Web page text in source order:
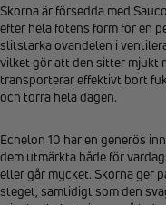
Skorna är försedda med
efter hela fotens form för en
slitstarka ovandelen i
vilket gör att den sitter mjukt
transporterar effektivt bort
och torra hela dagen.
Echelon 10 har en generös
dem utmärkta både för
eller går mycket. Skorna ger
steget, samtidigt som den